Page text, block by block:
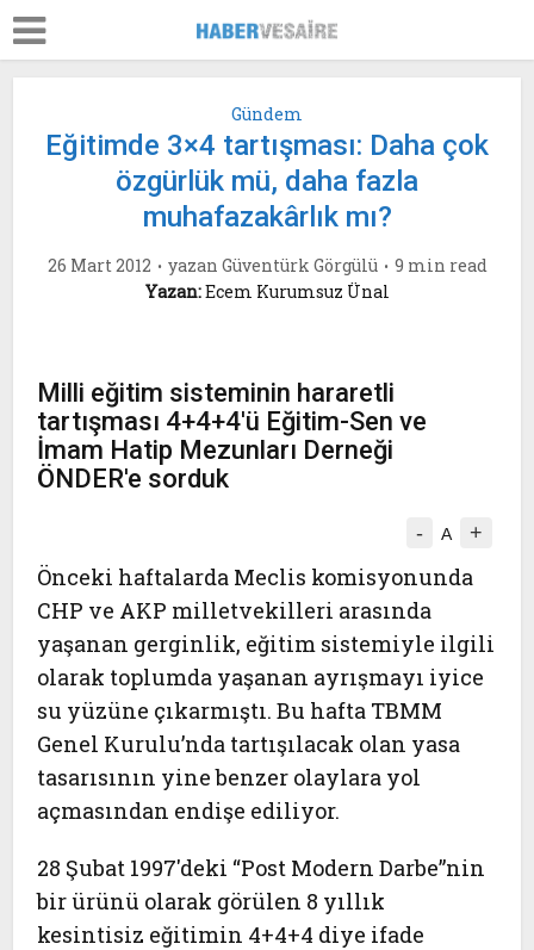
Gündem
Eğitimde 3×4 tartışması: Daha çok
özgürlük mü, daha fazla
muhafazakârlık mı?
26 Mart 2012 yazan Güventürk Görgülü
9 min read
Yazan:Ecem Kurumsuz Ünal
Milli eğitim sisteminin hararetli
tartışması 4+4+4'ü Eğitim-Sen ve
İmam Hatip Mezunları Derneği
ÖNDER'e sorduk
- A +
Önceki haftalarda Meclis komisyonunda
CHP ve AKP milletvekilleri arasında
yaşanan gerginlik, eğitim sistemiyle ilgili
olarak toplumda yaşanan ayrışmayı iyice
su yüzüne çıkarmıştı. Bu hafta TBMM
Genel Kurulu’nda tartışılacak olan yasa
tasarısının yine benzer olaylara yol
açmasından endişe ediliyor.
28 Şubat 1997'deki “Post Modern Darbe”nin
bir ürünü olarak görülen 8 yıllık
kesintisiz eğitimin 4+4+4 diye ifade